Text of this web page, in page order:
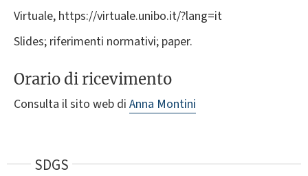
Virtuale, https://virtuale.unibo.it/?lang=it
Slides; riferimenti normativi; paper.
Orario di ricevimento
Consulta il sito web di Anna Montini
SDGS